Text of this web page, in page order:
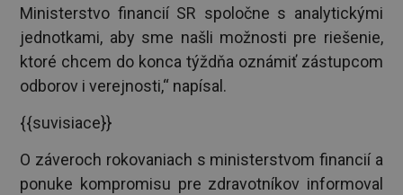
Ministerstvo financií SR spoločne s analytickými
jednotkami, aby sme našli možnosti pre riešenie,
ktoré chcem do konca týždňa oznámiť zástupcom
odborov i verejnosti,“ napísal.
{{suvisiace}}
O záveroch rokovaniach s ministerstvom financií a
ponuke kompromisu pre zdravotníkov informoval